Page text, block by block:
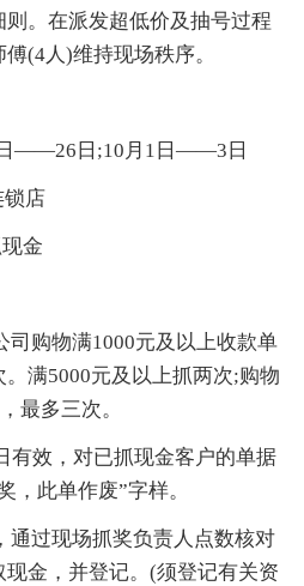
。在派发超低价及抽号过程
(4人)维持现场秩序。
日——26日;10月1日——3日
锁店
金
司购物满1000元及以上收款单
满5000元及以上抓两次;购物
最多三次。
有效，对已抓现金客户的单据
，此单作废”字样。
通过现场抓奖负责人点数核对
金，并登记。(须登记有关资